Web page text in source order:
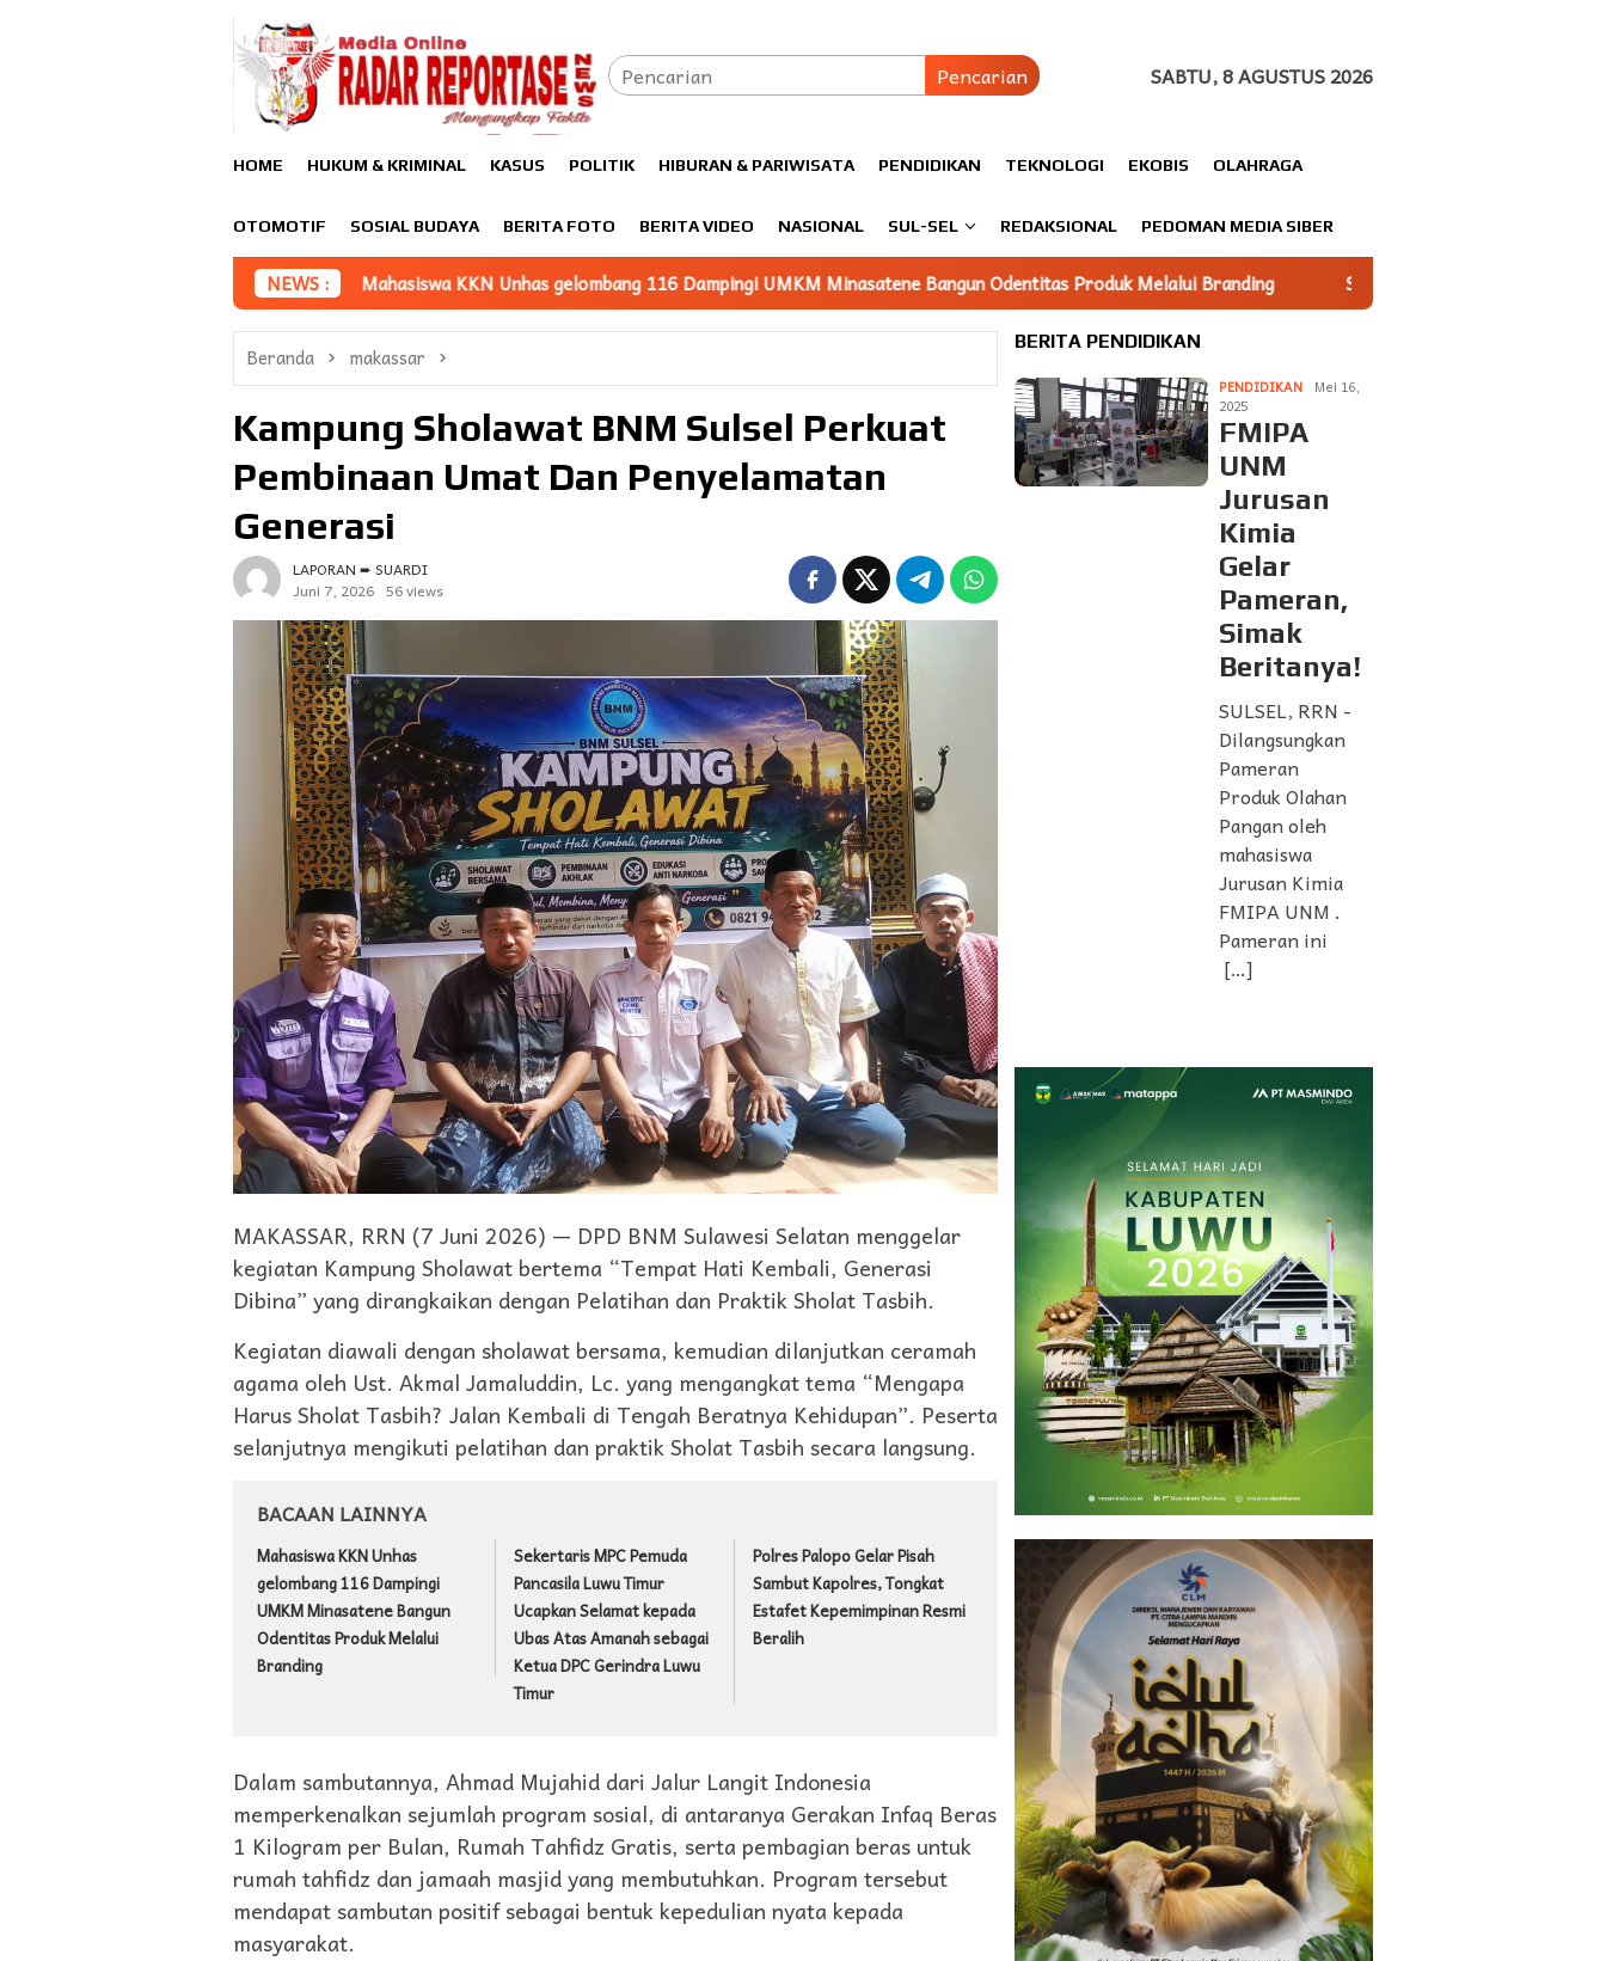
Pencarian SABTU, 8 AGUSTUS 2026
HOME HUKUM & KRIMINAL KASUS POLITIK HIBURAN & PARIWISATA PENDIDIKAN TEKNOLOGI EKOBIS OLAHRAGA
OTOMOTIF SOSIAL BUDAYA BERITA FOTO BERITA VIDEO NASIONAL SUL-SEL REDAKSIONAL PEDOMAN MEDIA SIBER
NEWS :
Mahasiswa KKN Unhas gelombang 116 Dampingi UMKM Minasatene Bangun Odentitas Produk Melalui Branding Sekertaris MPC Pemuda Pancasila Luwu Timur Ucapkan
Beranda makassar
Kampung Sholawat BNM Sulsel Perkuat
Pembinaan Umat Dan Penyelamatan
Generasi
LAPORAN ➨ SUARDI
Juni 7, 2026 56 views
MAKASSAR, RRN (7 Juni 2026) — DPD BNM Sulawesi Selatan menggelar
kegiatan Kampung Sholawat bertema “Tempat Hati Kembali, Generasi
Dibina” yang dirangkaikan dengan Pelatihan dan Praktik Sholat Tasbih.
Kegiatan diawali dengan sholawat bersama, kemudian dilanjutkan ceramah
agama oleh Ust. Akmal Jamaluddin, Lc. yang mengangkat tema “Mengapa
Harus Sholat Tasbih? Jalan Kembali di Tengah Beratnya Kehidupan”. Peserta
selanjutnya mengikuti pelatihan dan praktik Sholat Tasbih secara langsung.
BACAAN LAINNYA
Mahasiswa KKN Unhas
gelombang 116 Dampingi
UMKM Minasatene Bangun
Odentitas Produk Melalui
Branding
Sekertaris MPC Pemuda
Pancasila Luwu Timur
Ucapkan Selamat kepada
Ubas Atas Amanah sebagai
Ketua DPC Gerindra Luwu
Timur
Polres Palopo Gelar Pisah
Sambut Kapolres, Tongkat
Estafet Kepemimpinan Resmi
Beralih
Dalam sambutannya, Ahmad Mujahid dari Jalur Langit Indonesia
memperkenalkan sejumlah program sosial, di antaranya Gerakan Infaq Beras
1 Kilogram per Bulan, Rumah Tahfidz Gratis, serta pembagian beras untuk
rumah tahfidz dan jamaah masjid yang membutuhkan. Program tersebut
mendapat sambutan positif sebagai bentuk kepedulian nyata kepada
masyarakat.
BERITA PENDIDIKAN
PENDIDIKAN
Mei 16,
2025
FMIPA
UNM
Jurusan
Kimia
Gelar
Pameran,
Simak
Beritanya!
SULSEL, RRN -
Dilangsungkan
Pameran
Produk Olahan
Pangan oleh
mahasiswa
Jurusan Kimia
FMIPA UNM .
Pameran ini
[…]